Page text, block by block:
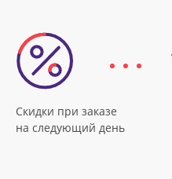
Скидки при заказе
на следующий день